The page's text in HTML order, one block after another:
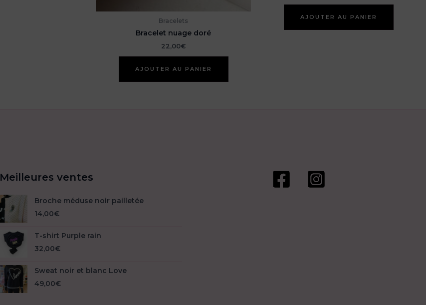
Bracelets
Bracelet nuage doré
22,00€
AJOUTER AU PANIER
AJOUTER AU PANIER
Meilleures ventes
Broche méduse noir pailletée
14,00€
T-shirt Purple rain
32,00€
Sweat noir et blanc Love
49,00€